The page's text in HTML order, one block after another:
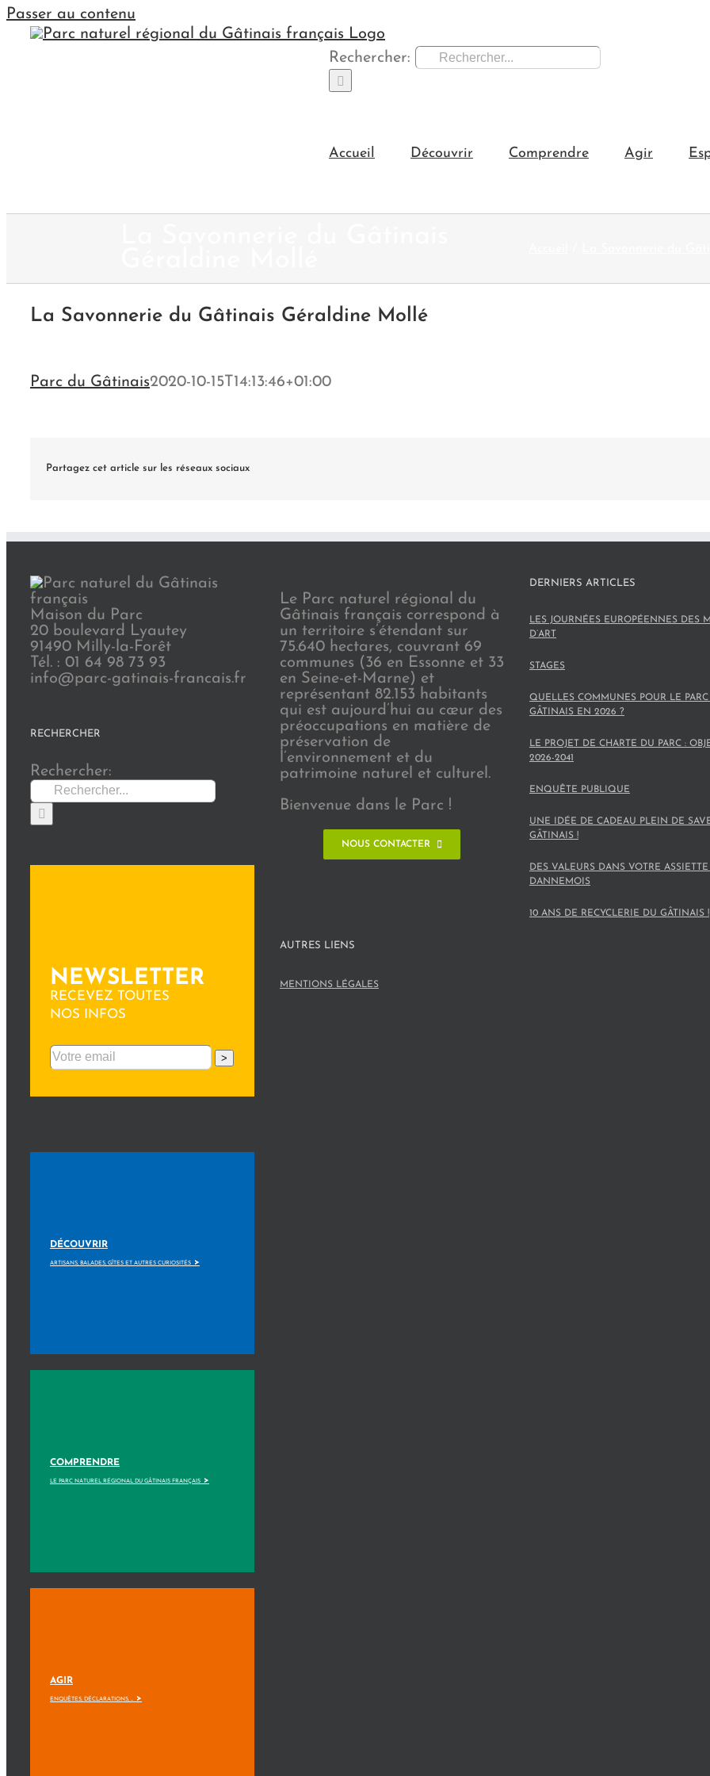
Passer au contenu
Rechercher:
Accueil Découvrir Comprendre Agir
La Savonnerie du Gâtinais Géraldine Mollé
Parc du Gâtinais2020-10-15T14:13:46+01:00
Partagez cet article sur les réseaux sociaux
Maison du Parc
20 boulevard Lyautey
91490 Milly-la-Forêt
Tél. : 01 64 98 73 93
info@parc-gatinais-francais.fr
RECHERCHER
Rechercher:
NEWSLETTER
RECEVEZ TOUTES
NOS INFOS
>
DÉCOUVRIR
ARTISANS, BALADES, GÎTES ET AUTRES CURIOSITÉS >
COMPRENDRE
LE PARC NATUREL RÉGIONAL DU GÂTINAIS FRANÇAIS >
AGIR
ENQUÊTES, DÉCLARATIONS, ... >
Le Parc naturel régional du
Gâtinais français correspond à
un territoire s’étendant sur
75.640 hectares, couvrant 69
communes (36 en Essonne et 33
en Seine-et-Marne) et
représentant 82.153 habitants
qui est aujourd’hui au cœur des
préoccupations en matière de
préservation de
l’environnement et du
patrimoine naturel et culturel.
Bienvenue dans le Parc !
NOUS CONTACTER
DERNIERS ARTICLES
LES JOURNÉES EUROPÉENNES DES
D’ART
STAGES
QUELLES COMMUNES POUR LE PARC
GÂTINAIS EN 2026 ?
LE PROJET DE CHARTE DU PARC :
2026-2041
ENQUÊTE PUBLIQUE
UNE IDÉE DE CADEAU PLEIN DE
GÂTINAIS !
DES VALEURS DANS VOTRE
DANNEMOIS
10 ANS DE RECYCLERIE DU GÂTINAIS !
AUTRES LIENS
MENTIONS LÉGALES